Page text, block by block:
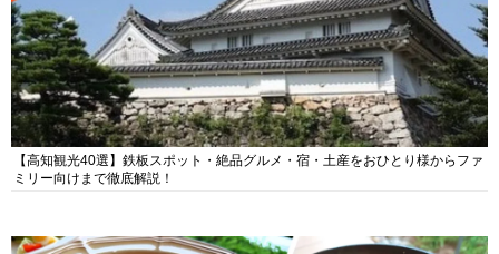
【高知観光40選】鉄板スポット・絶品グルメ・宿・土産をおひとり様からファ
ミリー向けまで徹底解説！